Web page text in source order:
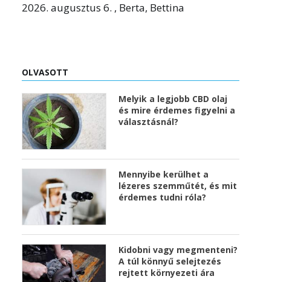
2026. augusztus 6. , Berta, Bettina
OLVASOTT
Melyik a legjobb CBD olaj
és mire érdemes figyelni a
választásnál?
Mennyibe kerülhet a
lézeres szemműtét, és mit
érdemes tudni róla?
Kidobni vagy megmenteni?
A túl könnyű selejtezés
rejtett környezeti ára